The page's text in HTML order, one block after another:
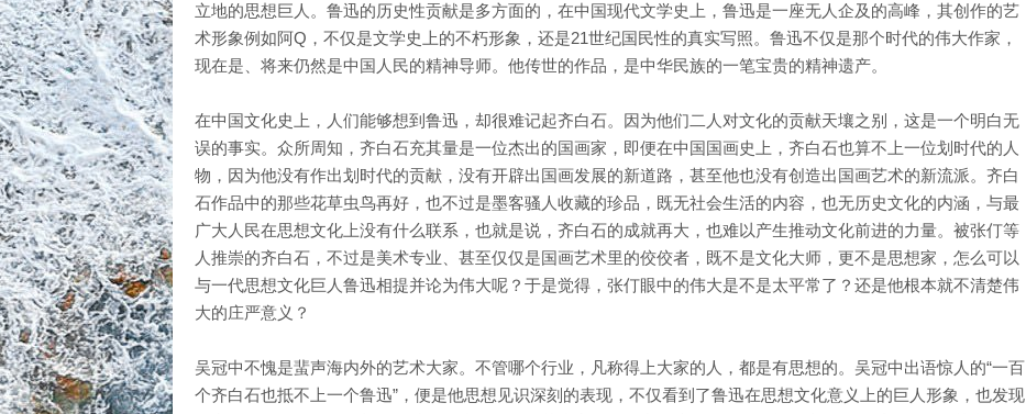
立地的思想巨人。鲁迅的历史性贡献是多方面的，在中国现代文学史上，鲁迅是一座无人企及的高峰，其创作的艺
术形象例如阿Q，不仅是文学史上的不朽形象，还是21世纪国民性的真实写照。鲁迅不仅是那个时代的伟大作家，
现在是、将来仍然是中国人民的精神导师。他传世的作品，是中华民族的一笔宝贵的精神遗产。
在中国文化史上，人们能够想到鲁迅，却很难记起齐白石。因为他们二人对文化的贡献天壤之别，这是一个明白无
误的事实。众所周知，齐白石充其量是一位杰出的国画家，即便在中国国画史上，齐白石也算不上一位划时代的人
物，因为他没有作出划时代的贡献，没有开辟出国画发展的新道路，甚至他也没有创造出国画艺术的新流派。齐白
石作品中的那些花草虫鸟再好，也不过是墨客骚人收藏的珍品，既无社会生活的内容，也无历史文化的内涵，与最
广大人民在思想文化上没有什么联系，也就是说，齐白石的成就再大，也难以产生推动文化前进的力量。被张仃等
人推崇的齐白石，不过是美术专业、甚至仅仅是国画艺术里的佼佼者，既不是文化大师，更不是思想家，怎么可以
与一代思想文化巨人鲁迅相提并论为伟大呢？于是觉得，张仃眼中的伟大是不是太平常了？还是他根本就不清楚伟
大的庄严意义？
吴冠中不愧是蜚声海内外的艺术大家。不管哪个行业，凡称得上大家的人，都是有思想的。吴冠中出语惊人的“一百
个齐白石也抵不上一个鲁迅”，便是他思想见识深刻的表现，不仅看到了鲁迅在思想文化意义上的巨人形象，也发现